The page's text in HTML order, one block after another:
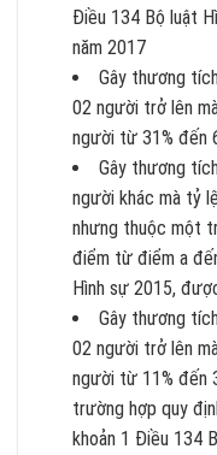
Điều 134 Bộ luật
năm 2017
Gây thương
02 người trở lên
người từ 31% đến
Gây thương
người khác mà tỷ
nhưng thuộc một
điểm từ điểm a
Hình sự 2015,
Gây thương
02 người trở lên
người từ 11% đến
trường hợp quy
khoản 1 Điều 134